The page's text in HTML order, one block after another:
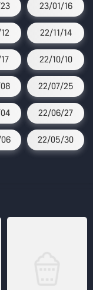
23/01/16
22/11/14
22/10/10
22/07/25
22/06/27
22/05/30